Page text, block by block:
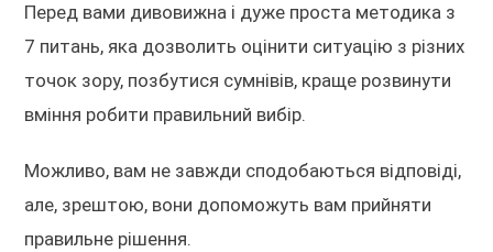
Перед вами дивовижна і дуже проста методика з
7 питань, яка дозволить оцінити ситуацію з різних
точок зору, позбутися сумнівів, краще розвинути
вміння робити правильний вибір.
Можливо, вам не завжди сподобаються відповіді,
але, зрештою, вони допоможуть вам прийняти
правильне рішення.